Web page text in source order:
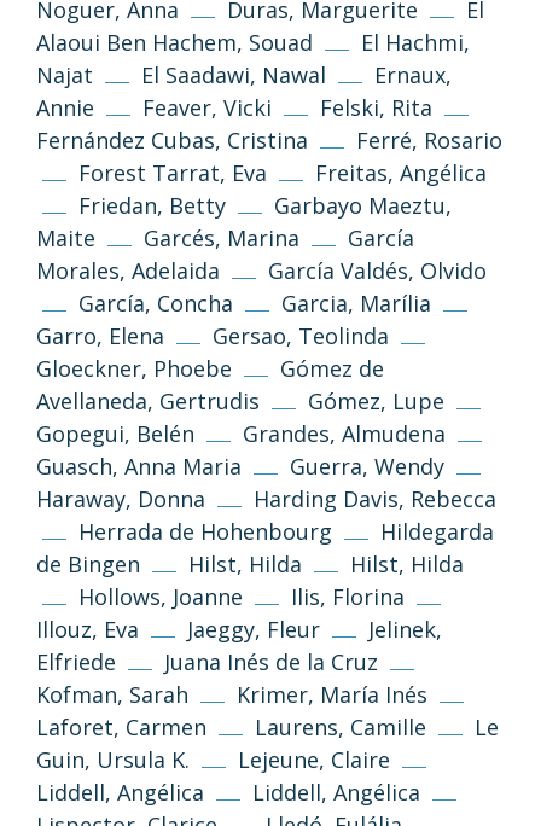
Noguer, Anna Duras, Marguerite
El
Alaoui Ben Hachem, Souad
El Hachmi,
Najat
El Saadawi, Nawal
Ernaux,
Annie
Feaver, Vicki
Felski, Rita
Fernández Cubas, Cristina
Ferré, Rosario
Forest Tarrat, Eva
Freitas, Angélica
Friedan, Betty
Garbayo Maeztu,
Maite
Garcés, Marina
García
Morales, Adelaida
García Valdés, Olvido
García, Concha
Garcia, Marília
Garro, Elena
Gersao, Teolinda
Gloeckner, Phoebe
Gómez de
Avellaneda, Gertrudis
Gómez, Lupe
Gopegui, Belén
Grandes, Almudena
Guasch, Anna Maria
Guerra, Wendy
Haraway, Donna
Harding Davis, Rebecca
Herrada de Hohenbourg
Hildegarda
de Bingen
Hilst, Hilda
Hilst, Hilda
Hollows, Joanne
Ilis, Florina
Illouz, Eva
Jaeggy, Fleur
Jelinek,
Elfriede
Juana Inés de la Cruz
Kofman, Sarah
Krimer, María Inés
Laforet, Carmen
Laurens, Camille
Le
Guin, Ursula K.
Lejeune, Claire
Liddell, Angélica
Liddell, Angélica